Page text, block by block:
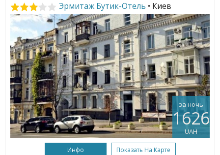
Эрмитаж Бутик-Отель • Киев
за ночь
1626
UAH
Инфо Показать На Карте